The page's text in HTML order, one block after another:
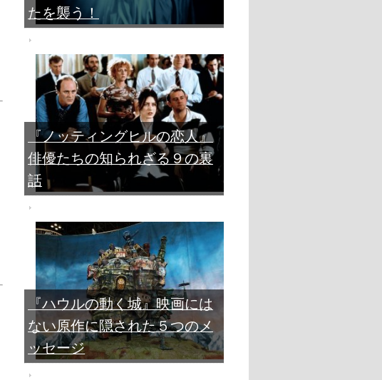
たを襲う！
『ノッティングヒルの恋人』
俳優たちの知られざる９の裏
話
『ハウルの動く城』映画には
ない原作に隠された５つのメ
ッセージ